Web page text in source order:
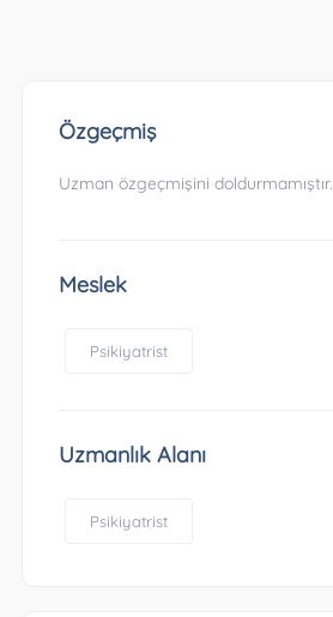
Özgeçmiş
Uzman özgeçmişini doldurmamıştır.
Meslek
Psikiyatrist
Uzmanlık Alanı
Psikiyatrist